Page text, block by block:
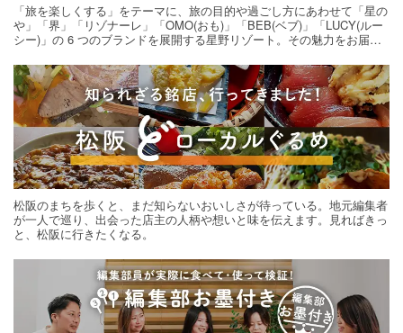
「旅を楽しくする」をテーマに、旅の目的や過ごし方にあわせて「星の
や」「界」「リゾナーレ」「OMO(おも)」「BEB(ベブ)」「LUCY(ルー
シー)」の 6 つのブランドを展開する星野リゾート。その魅力をお届け
松阪のまちを歩くと、まだ知らないおいしさが待っている。地元編集者
が一人で巡り、出会った店主の人柄や想いと味を伝えます。見ればきっ
と、松阪に行きたくなる。